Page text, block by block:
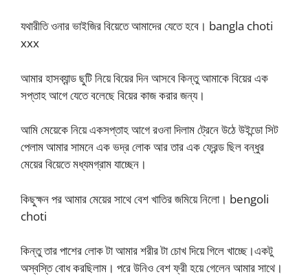
যথারীতি ওনার ভাইজির বিয়েতে আমাদের যেতে হবে। bangla choti
xxx
আমার হাসব্যান্ড ছুটি নিয়ে বিয়ের দিন আসবে কিন্তু আমাকে বিয়ের এক
সপ্তাহ আগে যেতে বলেছে বিয়ের কাজ করার জন্য।
আমি মেয়েকে নিয়ে একসপ্তাহ আগে রওনা দিলাম ট্রেনে উঠে উইন্ডো সিট
পেলাম আমার সামনে এক ভদ্র লোক আর তার এক ফ্রেন্ড ছিল বন্ধুর
মেয়ের বিয়েতে মধ্যমগ্রাম যাচ্ছেন।
কিছুক্ষন পর আমার মেয়ের সাথে বেশ খাতির জমিয়ে নিলো। bengoli
choti
কিন্তু তার পাশের লোক টা আমার শরীর টা চোখ দিয়ে গিলে খাচ্ছে।একটু
অস্বস্তি বোধ করছিলাম। পরে উনিও বেশ ফ্রী হয়ে গেলেন আমার সাথে।